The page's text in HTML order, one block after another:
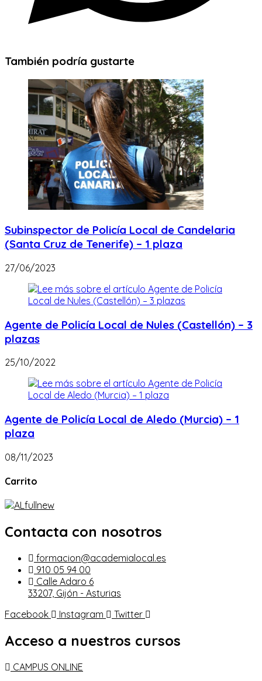
También podría gustarte
Subinspector de Policía Local de Candelaria
(Santa Cruz de Tenerife) – 1 plaza
27/06/2023
Agente de Policía Local de Nules (Castellón) – 3
plazas
25/10/2022
Agente de Policía Local de Aledo (Murcia) – 1
plaza
08/11/2023
Carrito
Contacta con nosotros
formacion@academialocal.es
910 05 94 00
Calle Adaro 6
33207, Gijón - Asturias
Facebook
Instagram Twitter
Acceso a nuestros cursos
CAMPUS ONLINE